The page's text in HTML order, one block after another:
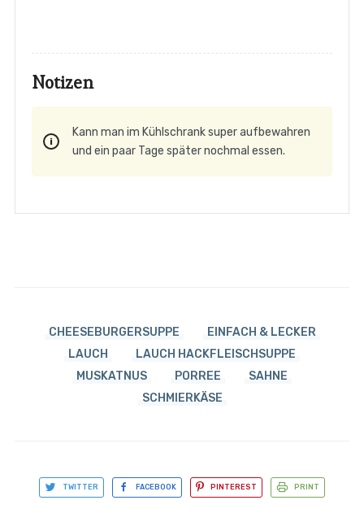
Notizen
Kann man im Kühlschrank super aufbewahren
und ein paar Tage später nochmal essen.
CHEESEBURGERSUPPE
EINFACH & LECKER
LAUCH
LAUCH HACKFLEISCHSUPPE
MUSKATNUS
PORREE
SAHNE
SCHMIERKÄSE
TWITTER FACEBOOK PINTEREST PRINT